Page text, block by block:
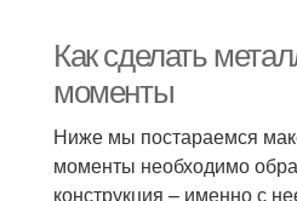
Как сделать
моменты
Ниже мы постараемся
моменты необходимо
конструкция – именно с